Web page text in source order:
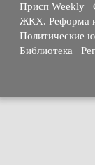
Присп Weekly
ЖКХ. Реформа и
Политические
Библиотека